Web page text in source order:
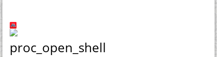
proc_open_shell